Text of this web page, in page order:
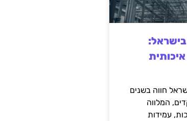
חווה בשנים
המלווה
עמידות